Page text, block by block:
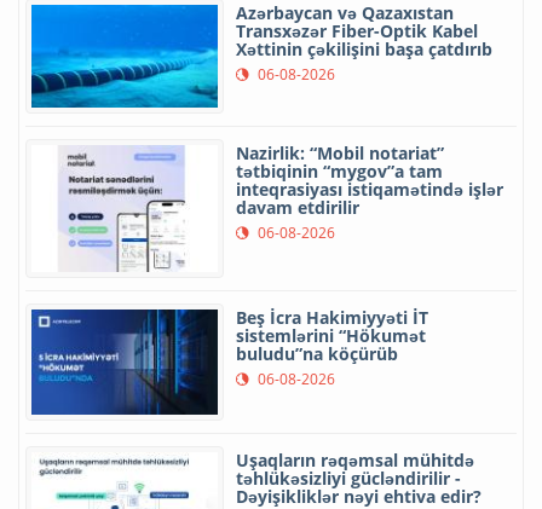
Azərbaycan və Qazaxıstan
Transxəzər Fiber-Optik Kabel
Xəttinin çəkilişini başa çatdırıb
06-08-2026
Nazirlik: “Mobil notariat”
tətbiqinin “mygov”a tam
inteqrasiyası istiqamətində işlər
davam etdirilir
06-08-2026
Beş İcra Hakimiyyəti İT
sistemlərini “Hökumət
buludu”na köçürüb
06-08-2026
Uşaqların rəqəmsal mühitdə
təhlükəsizliyi gücləndirilir -
Dəyişikliklər nəyi ehtiva edir?